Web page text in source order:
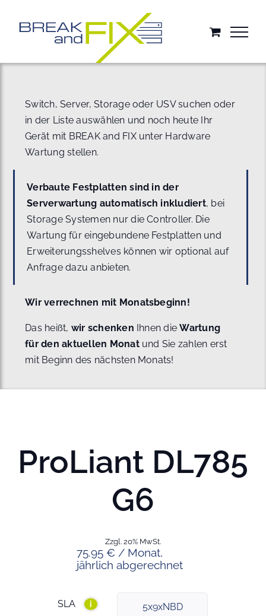
springen
Switch, Server, Storage oder USV suchen oder
in der Liste auswählen und noch heute Ihr
Gerät mit BREAK and FIX unter Hardware
Wartung stellen.
Verbaute Festplatten sind in der
Serverwartung automatisch inkludiert, bei
Storage Systemen nur die Controller. Die
Wartung für eingebundene Festplatten und
Erweiterungsshelves können wir optional auf
Anfrage dazu anbieten.
Wir verrechnen mit Monatsbeginn!
Das heißt, wir schenken Ihnen dieWartung
für den aktuellen Monat und Sie zahlen erst
mit Beginn des nächsten Monats!
ProLiant DL785
G6
75.95 € / Monat,
jährlich abgerechnet
Zzgl. 20% MwSt.
SLA i 5x9xNBD